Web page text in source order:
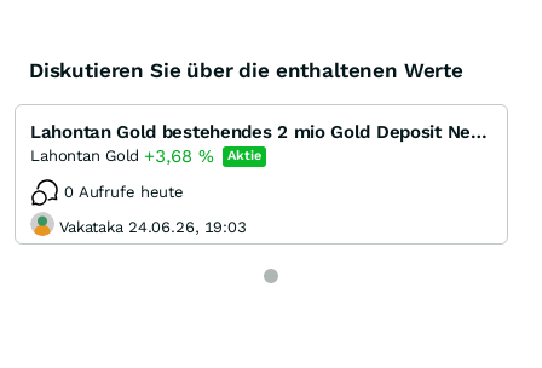
Diskutieren Sie über die enthaltenen Werte
Lahontan Gold bestehendes 2 mio Gold Deposit Nevada und Minenstart absehbar
Lahontan Gold +3,68 % Aktie
0 Aufrufe heute
Vakataka 24.06.26, 19:03